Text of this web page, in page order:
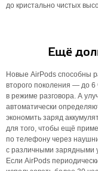
до кристально чистых
Ещё
Новые AirPods способны
второго поколения — до
в режиме разговора. А
автоматически
экономить заряд
для того, чтобы ещё
по телефону через
с различными зарядными
Если AirPods